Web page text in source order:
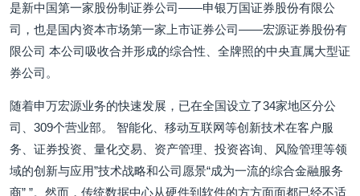
是新中国第一家股份制证券公司——申银万国证券股份有限公
司，也是国内资本市场第一家上市证券公司——宏源证券股份有
限公司 本公司吸收合并形成的综合性、全牌照的中央直属大型证
券公司。
随着申万宏源业务的快速发展，已在全国设立了34家地区分公
司、309个营业部。 智能化、移动互联网等创新技术在客户服
务、证券投资、量化交易、资产管理、投资咨询、风险管理等领
域的创新与应用”技术战略和公司愿景“成为一流的综合金融服务
商” ”。然而，传统数据中心从硬件到软件的方方面面都已经不适